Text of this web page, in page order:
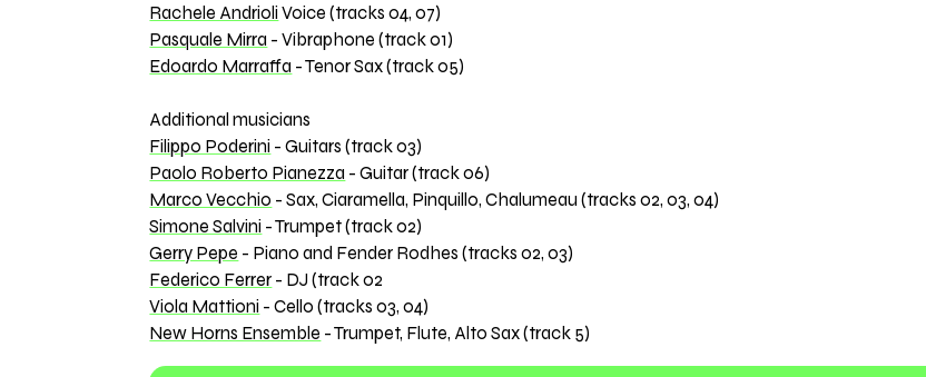
Rachele Andrioli Voice (tracks 04, 07)
Pasquale Mirra - Vibraphone (track 01)
Edoardo Marraffa - Tenor Sax (track 05)
Additional musicians
Filippo Poderini - Guitars (track 03)
Paolo Roberto Pianezza - Guitar (track 06)
Marco Vecchio - Sax, Ciaramella, Pinquillo, Chalumeau (tracks 02, 03, 04)
Simone Salvini - Trumpet (track 02)
Gerry Pepe - Piano and Fender Rodhes (tracks 02, 03)
Federico Ferrer - DJ (track 02
Viola Mattioni - Cello (tracks 03, 04)
New Horns Ensemble - Trumpet, Flute, Alto Sax (track 5)